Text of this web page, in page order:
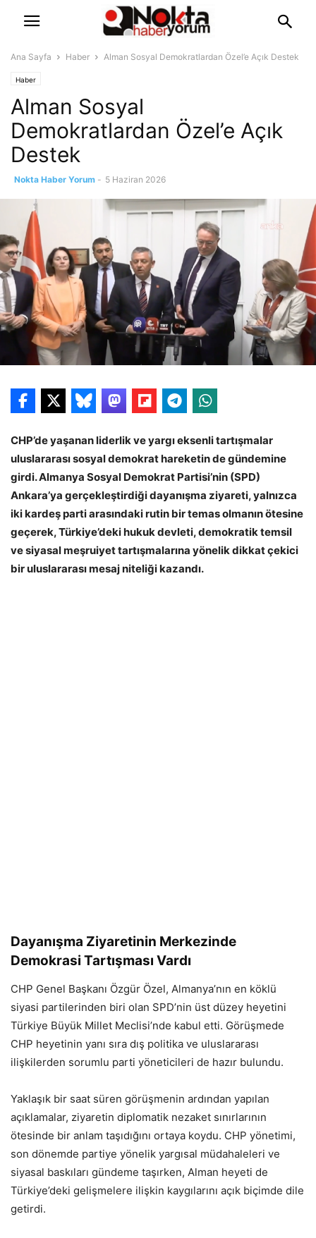
Ana Sayfa Haber Alman Sosyal Demokratlardan Özel’e Açık Destek
Haber
Alman Sosyal
Demokratlardan Özel’e Açık
Destek
Nokta Haber Yorum - 5 Haziran 2026
CHP’de yaşanan liderlik ve yargı eksenli tartışmalar
uluslararası sosyal demokrat hareketin de gündemine
girdi. Almanya Sosyal Demokrat Partisi’nin (SPD)
Ankara’ya gerçekleştirdiği dayanışma ziyareti, yalnızca
iki kardeş parti arasındaki rutin bir temas olmanın ötesine
geçerek, Türkiye’deki hukuk devleti, demokratik temsil
ve siyasal meşruiyet tartışmalarına yönelik dikkat çekici
bir uluslararası mesaj niteliği kazandı.
Dayanışma Ziyaretinin Merkezinde
Demokrasi Tartışması Vardı
CHP Genel Başkanı Özgür Özel, Almanya’nın en köklü
siyasi partilerinden biri olan SPD’nin üst düzey heyetini
Türkiye Büyük Millet Meclisi’nde kabul etti. Görüşmede
CHP heyetinin yanı sıra dış politika ve uluslararası
ilişkilerden sorumlu parti yöneticileri de hazır bulundu.
Yaklaşık bir saat süren görüşmenin ardından yapılan
açıklamalar, ziyaretin diplomatik nezaket sınırlarının
ötesinde bir anlam taşıdığını ortaya koydu. CHP yönetimi,
son dönemde partiye yönelik yargısal müdahaleleri ve
siyasal baskıları gündeme taşırken, Alman heyeti de
Türkiye’deki gelişmelere ilişkin kaygılarını açık biçimde dile
getirdi.